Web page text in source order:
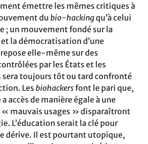
émettre les mêmes critiques à
dubio-hackingqu’à celui
; un mouvement fondé sur la
la démocratisation d’une
elle-même sur des
par les États et les
toujours tôt ou tard confronté
Lesbiohackersfont le pari que,
accès de manière égale à une
mauvais usages » disparaîtront
L’éducation serait la clé pour
dérive. Il est pourtant utopique,